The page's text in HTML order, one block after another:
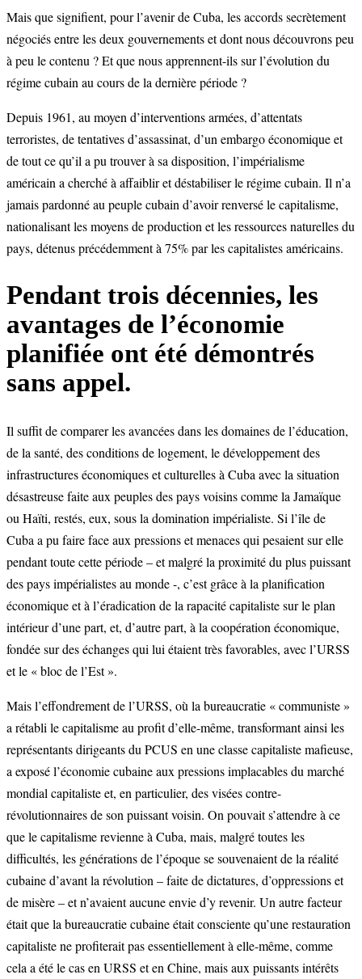
Mais que signifient, pour l’avenir de Cuba, les accords secrètement
négociés entre les deux gouvernements et dont nous découvrons peu
à peu le contenu ? Et que nous apprennent-ils sur l’évolution du
régime cubain au cours de la dernière période ?
Depuis 1961, au moyen d’interventions armées, d’attentats
terroristes, de tentatives d’assassinat, d’un embargo économique et
de tout ce qu’il a pu trouver à sa disposition, l’impérialisme
américain a cherché à affaiblir et déstabiliser le régime cubain. Il n’a
jamais pardonné au peuple cubain d’avoir renversé le capitalisme,
nationalisant les moyens de production et les ressources naturelles du
pays, détenus précédemment à 75% par les capitalistes américains.
Pendant trois décennies, les
avantages de l’économie
planifiée ont été démontrés
sans appel.
Il suffit de comparer les avancées dans les domaines de l’éducation,
de la santé, des conditions de logement, le développement des
infrastructures économiques et culturelles à Cuba avec la situation
désastreuse faite aux peuples des pays voisins comme la Jamaïque
ou Haïti, restés, eux, sous la domination impérialiste. Si l’île de
Cuba a pu faire face aux pressions et menaces qui pesaient sur elle
pendant toute cette période – et malgré la proximité du plus puissant
des pays impérialistes au monde -, c’est grâce à la planification
économique et à l’éradication de la rapacité capitaliste sur le plan
intérieur d’une part, et, d’autre part, à la coopération économique,
fondée sur des échanges qui lui étaient très favorables, avec l’URSS
et le « bloc de l’Est ».
Mais l’effondrement de l’URSS, où la bureaucratie « communiste »
a rétabli le capitalisme au profit d’elle-même, transformant ainsi les
représentants dirigeants du PCUS en une classe capitaliste mafieuse,
a exposé l’économie cubaine aux pressions implacables du marché
mondial capitaliste et, en particulier, des visées contre-
révolutionnaires de son puissant voisin. On pouvait s’attendre à ce
que le capitalisme revienne à Cuba, mais, malgré toutes les
difficultés, les générations de l’époque se souvenaient de la réalité
cubaine d’avant la révolution – faite de dictatures, d’oppressions et
de misère – et n’avaient aucune envie d’y revenir. Un autre facteur
était que la bureaucratie cubaine était consciente qu’une restauration
capitaliste ne profiterait pas essentiellement à elle-même, comme
cela a été le cas en URSS et en Chine, mais aux puissants intérêts